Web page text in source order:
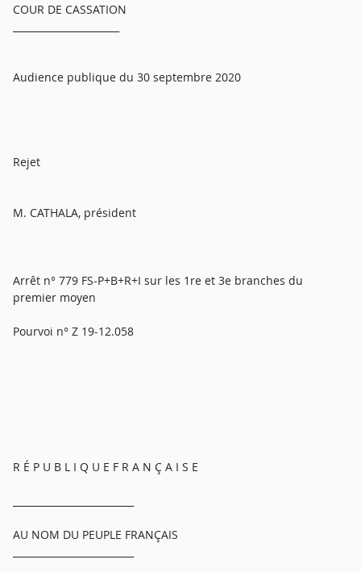
COUR DE CASSATION
Audience publique du 30 septembre 2020
Rejet
M. CATHALA, président
Arrêt n° 779 FS-P+B+R+I sur les 1re et 3e branches du
premier moyen
Pourvoi n° Z 19-12.058
R É P U B L I Q U E F R A N Ç A I S E
AU NOM DU PEUPLE FRANÇAIS